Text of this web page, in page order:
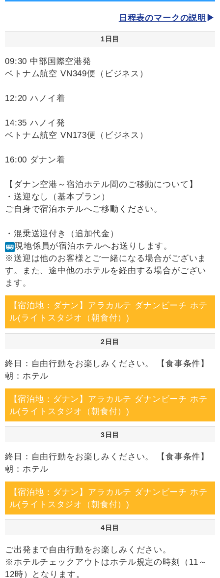
日程表のマークの説明
1日目
09:30 中部国際空港発
ベトナム航空 VN349便（ビジネス）
12:20 ハノイ着
14:35 ハノイ発
ベトナム航空 VN173便（ビジネス）
16:00 ダナン着
【ダナン空港～宿泊ホテル間のご移動について】
・送迎なし（基本プラン）
ご自身で宿泊ホテルへご移動ください。
・混乗送迎付き（追加代金）
現地係員が宿泊ホテルへお送りします。
※送迎は他のお客様とご一緒になる場合がございま
す。また、途中他のホテルを経由する場合がござい
ます。
【宿泊地：ダナン】アラカルテ ダナンビーチ ホテ
ル(ライトスタジオ（朝食付）)
2日目
終日：自由行動をお楽しみください。 【食事条件】
朝：ホテル
【宿泊地：ダナン】アラカルテ ダナンビーチ ホテ
ル(ライトスタジオ（朝食付）)
3日目
終日：自由行動をお楽しみください。 【食事条件】
朝：ホテル
【宿泊地：ダナン】アラカルテ ダナンビーチ ホテ
ル(ライトスタジオ（朝食付）)
4日目
ご出発まで自由行動をお楽しみください。
※ホテルチェックアウトはホテル規定の時刻（11～
12時）となります。